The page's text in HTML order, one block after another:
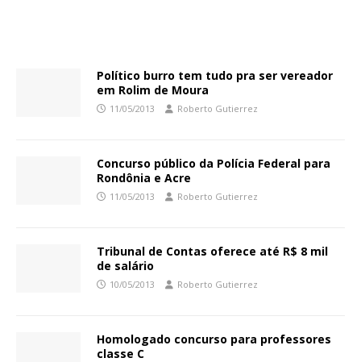
Político burro tem tudo pra ser vereador
em Rolim de Moura
11/05/2013 Roberto Gutierrez
Concurso público da Polícia Federal para
Rondônia e Acre
11/05/2013 Roberto Gutierrez
Tribunal de Contas oferece até R$ 8 mil
de salário
10/05/2013 Roberto Gutierrez
Homologado concurso para professores
classe C